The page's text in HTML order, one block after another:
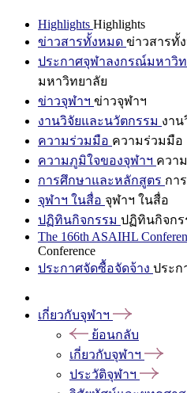
Highlights Highlights
ข่าวสารทั้งหมด ข่าวสารทั้
ประกาศจุฬาลงกรณ์มหาวิ
มหาวิทยาลัย
ข่าวจุฬาฯ ข่าวจุฬาฯ
งานวิจัยและนวัตกรรม งา
ความร่วมมือ ความร่วมมือ
ความภูมิใจของจุฬาฯ ควา
การศึกษาและหลักสูตร กา
จุฬาฯ ในสื่อ จุฬาฯ ในสื่อ
ปฏิทินกิจกรรม ปฏิทินกิจกร
The 166th ASAIHL
Conference
ประกาศจัดซื้อจัดจ้าง ประก
เกี่ยวกับจุฬาฯ
ย้อนกลับ
เกี่ยวกับจุฬาฯ
ประวัติจุฬาฯ